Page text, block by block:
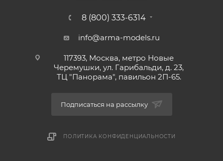
8 (800) 333-6314
info@arma-models.ru
117393, Москва, метро Новые
Черемушки, ул. Гарибальди, д. 23,
ТЦ "Панорама", павильон 2П-65.
Подписаться на рассылку
ПОЛИТИКА КОНФИДЕНЦИАЛЬНОСТИ